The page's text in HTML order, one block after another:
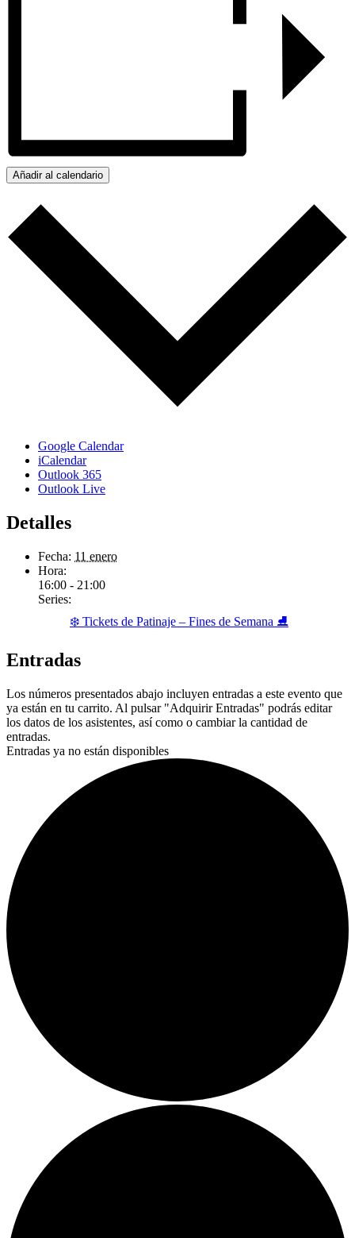
Añadir al calendario
Google Calendar
iCalendar
Outlook 365
Outlook Live
Detalles
Fecha: 11 enero
Hora:
16:00 - 21:00
Series:
❄️ Tickets de Patinaje – Fines de Semana ⛸️
Entradas
Los números presentados abajo incluyen entradas a este evento que
ya están en tu carrito. Al pulsar "Adquirir Entradas" podrás editar
los datos de los asistentes, así como o cambiar la cantidad de
entradas.
Entradas ya no están disponibles